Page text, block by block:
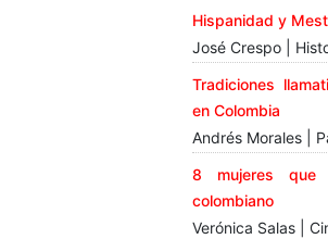
Hispanidad y
José Crespo |
Tradiciones
en Colombia
Andrés Morales |
8 mujeres que
colombiano
Verónica Salas |